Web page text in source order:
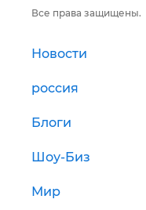
Все права защищены.
Новости
россия
Блоги
Шоу-Биз
Мир